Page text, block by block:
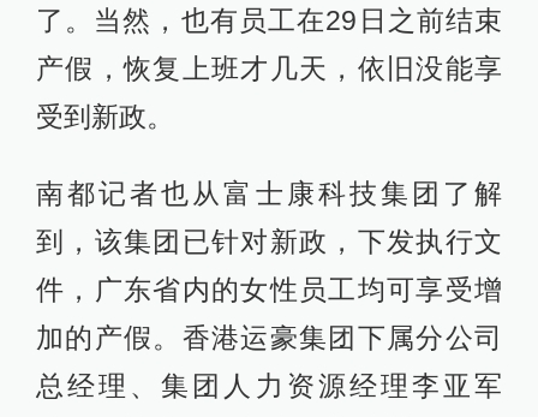
了。当然，也有员工在29日之前结束
产假，恢复上班才几天，依旧没能享
受到新政。
南都记者也从富士康科技集团了解
到，该集团已针对新政，下发执行文
件，广东省内的女性员工均可享受增
加的产假。香港运豪集团下属分公司
总经理、集团人力资源经理李亚军